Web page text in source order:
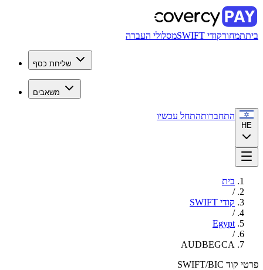
ביתתמחורקודי SWIFT מסלולי העברה
שליחת כסף
משאבים
HE
התחברותהתחל עכשיו
בית
/
קודי SWIFT
/
Egypt
/
AUDBEGCA
פרטי קוד SWIFT/BIC